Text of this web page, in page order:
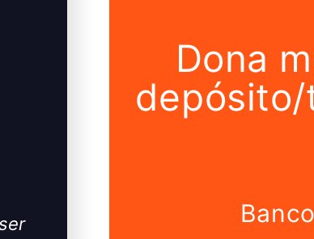
Dona